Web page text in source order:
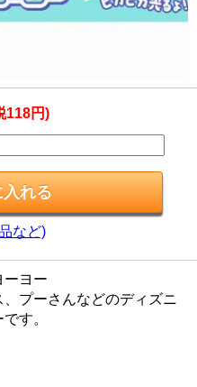
118円)
など)
ーヨー
プーさんなどのディズニ
す。